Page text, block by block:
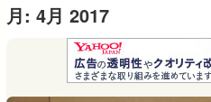
月: 4月 2017